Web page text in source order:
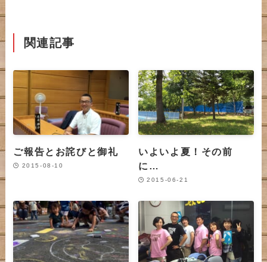
関連記事
ご報告とお詫びと御礼
2015-08-10
いよいよ夏！その前
に…
2015-06-21